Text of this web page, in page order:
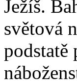
Ježíš.
světová
podstatě